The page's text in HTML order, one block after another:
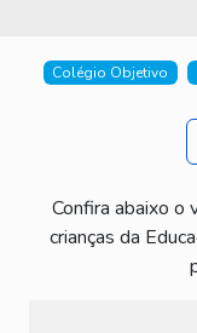
Colégio Objetivo
Confira abaixo o
crianças da